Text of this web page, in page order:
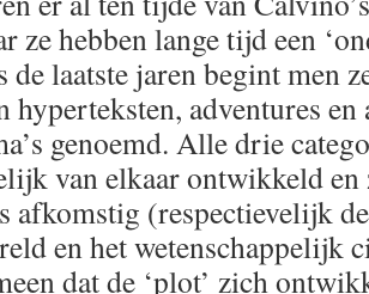
ze hebben lange tijd een
de laatste jaren begint men
hyperteksten, adventures
genoemd. Alle drie
van elkaar ontwikkeld
afkomstig (respectievelijk
en het wetenschappelijk
dat de ‘plot’ zich